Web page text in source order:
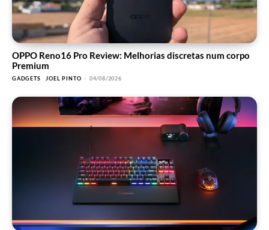
OPPO Reno16 Pro Review: Melhorias discretas num corpo
Premium
GADGETS JOEL PINTO - 04/08/2026